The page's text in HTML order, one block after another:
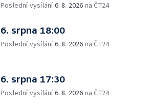
Poslední vysílání6. 8. 2026 na ČT24
6. srpna 18:00
Poslední vysílání6. 8. 2026 na ČT24
6. srpna 17:30
Poslední vysílání6. 8. 2026 na ČT24